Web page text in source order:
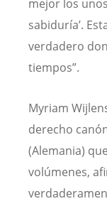
mejor los
sabiduría’.
verdadero
tiempos”.
Myriam
derecho
(Alemania)
volúmenes,